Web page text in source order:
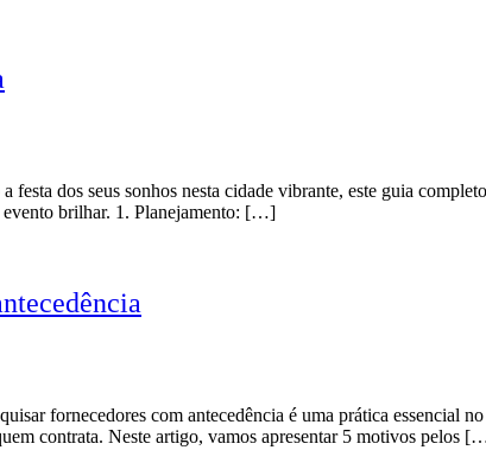
dos seus sonhos nesta cidade vibrante, este guia
evento brilhar. 1. Planejamento: […]
fornecedores com antecedência é uma prática essencial
contrata. Neste artigo, vamos apresentar 5 motivos pelos